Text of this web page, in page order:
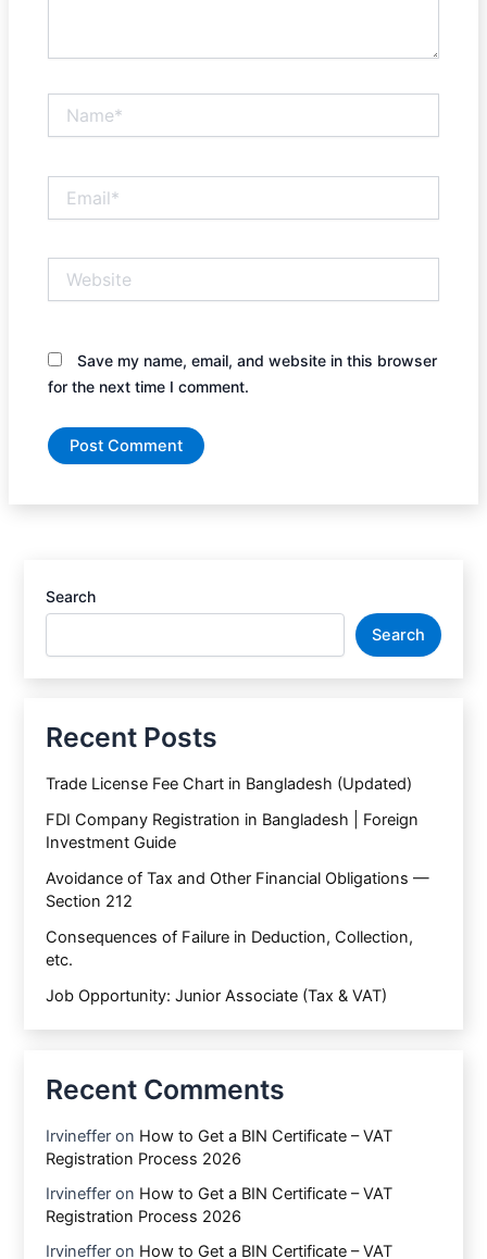
Save my name, email, and website in this browser
for the next time I comment.
Search
Search
Recent Posts
Trade License Fee Chart in Bangladesh (Updated)
FDI Company Registration in Bangladesh | Foreign
Investment Guide
Avoidance of Tax and Other Financial Obligations —
Section 212
Consequences of Failure in Deduction, Collection,
etc.
Job Opportunity: Junior Associate (Tax & VAT)
Recent Comments
Irvineffer on How to Get a BIN Certificate – VAT
Registration Process 2026
Irvineffer on How to Get a BIN Certificate – VAT
Registration Process 2026
Irvineffer on How to Get a BIN Certificate – VAT